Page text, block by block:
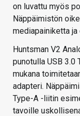
on luvattu myös
Näppäimistön
mediapainiketta ja
Huntsman V2
punotulla USB 3.0
mukana
adapteri.
Type-A -liitin
tavoille